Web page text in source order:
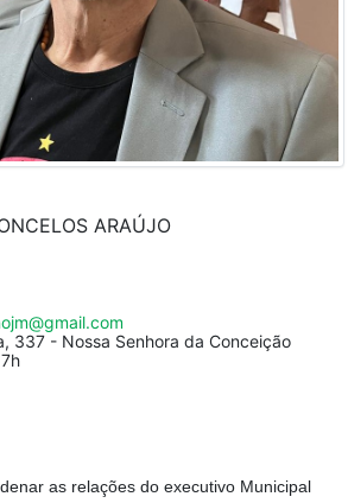
ARAÚJO
337 - Nossa Senhora da Conceição
as relações do executivo Municipal